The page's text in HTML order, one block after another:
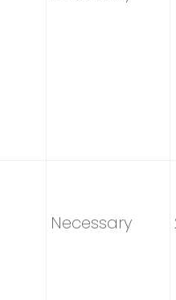
Necessary